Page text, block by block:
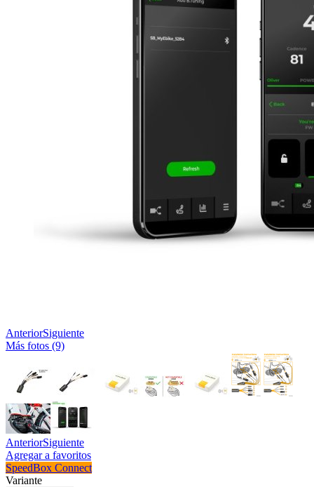
AnteriorSiguiente
Más fotos (9)
AnteriorSiguiente
Agregar a favoritos
SpeedBox Connect
Variante